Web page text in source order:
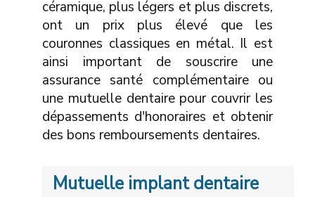
céramique, plus légers et plus discrets,
ont un prix plus élevé que les
couronnes classiques en métal. Il est
ainsi important de souscrire une
assurance santé complémentaire ou
une mutuelle dentaire pour couvrir les
dépassements d'honoraires et obtenir
des bons remboursements dentaires.
Mutuelle implant dentaire